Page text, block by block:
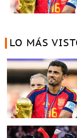
LO MÁS